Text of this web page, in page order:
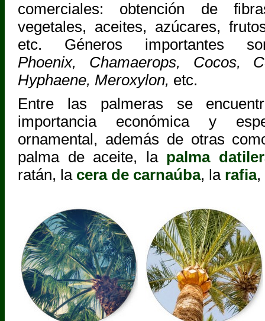
comerciales: obtención de
vegetales, aceites, azúcares,
etc. Géneros importantes
Phoenix, Chamaerops, Cocos,
Hyphaene, Meroxylon, etc.
Entre las palmeras se
importancia económica y
ornamental, además de otras
palma de aceite, la palma
ratán, la cera de carnaúba, la rafia,